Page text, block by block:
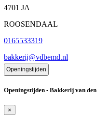
4701 JA
ROOSENDAAL
0165533319
bakkerij@vdbemd.nl
Openingstijden
Openingstijden - Bakkerij van
×